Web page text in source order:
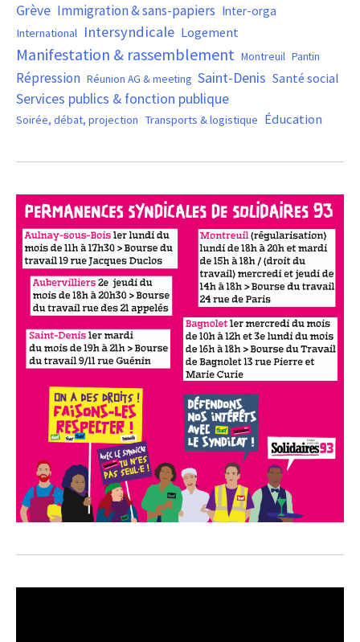
Grève Immigration & sans-papiers Inter-orga
International Intersyndicale Logement
Manifestation & rassemblement Montreuil Pantin
Répression Réunion AG & meeting Saint-Denis Santé social
Services publics & fonction publique
Soirée, débat, projection Transports & logistique Éducation